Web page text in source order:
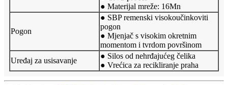
● Materijal mreže: 16Mn
Pogon
● SBP remenski visokoučinkoviti
pogon
● Mjenjač s visokim okretnim
momentom i tvrdom površinom
Uređaj za usisavanje
● Silos od nehrđajućeg čelika
● Vrećica za recikliranje praha